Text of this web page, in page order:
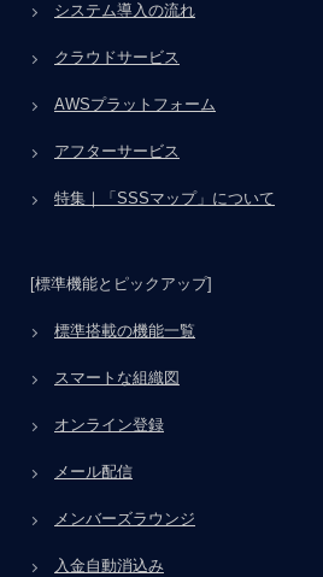
システム導入の流れ
クラウドサービス
AWSプラットフォーム
アフターサービス
特集｜「SSSマップ」について
[標準機能とピックアップ]
標準搭載の機能一覧
スマートな組織図
オンライン登録
メール配信
メンバーズラウンジ
入金自動消込み